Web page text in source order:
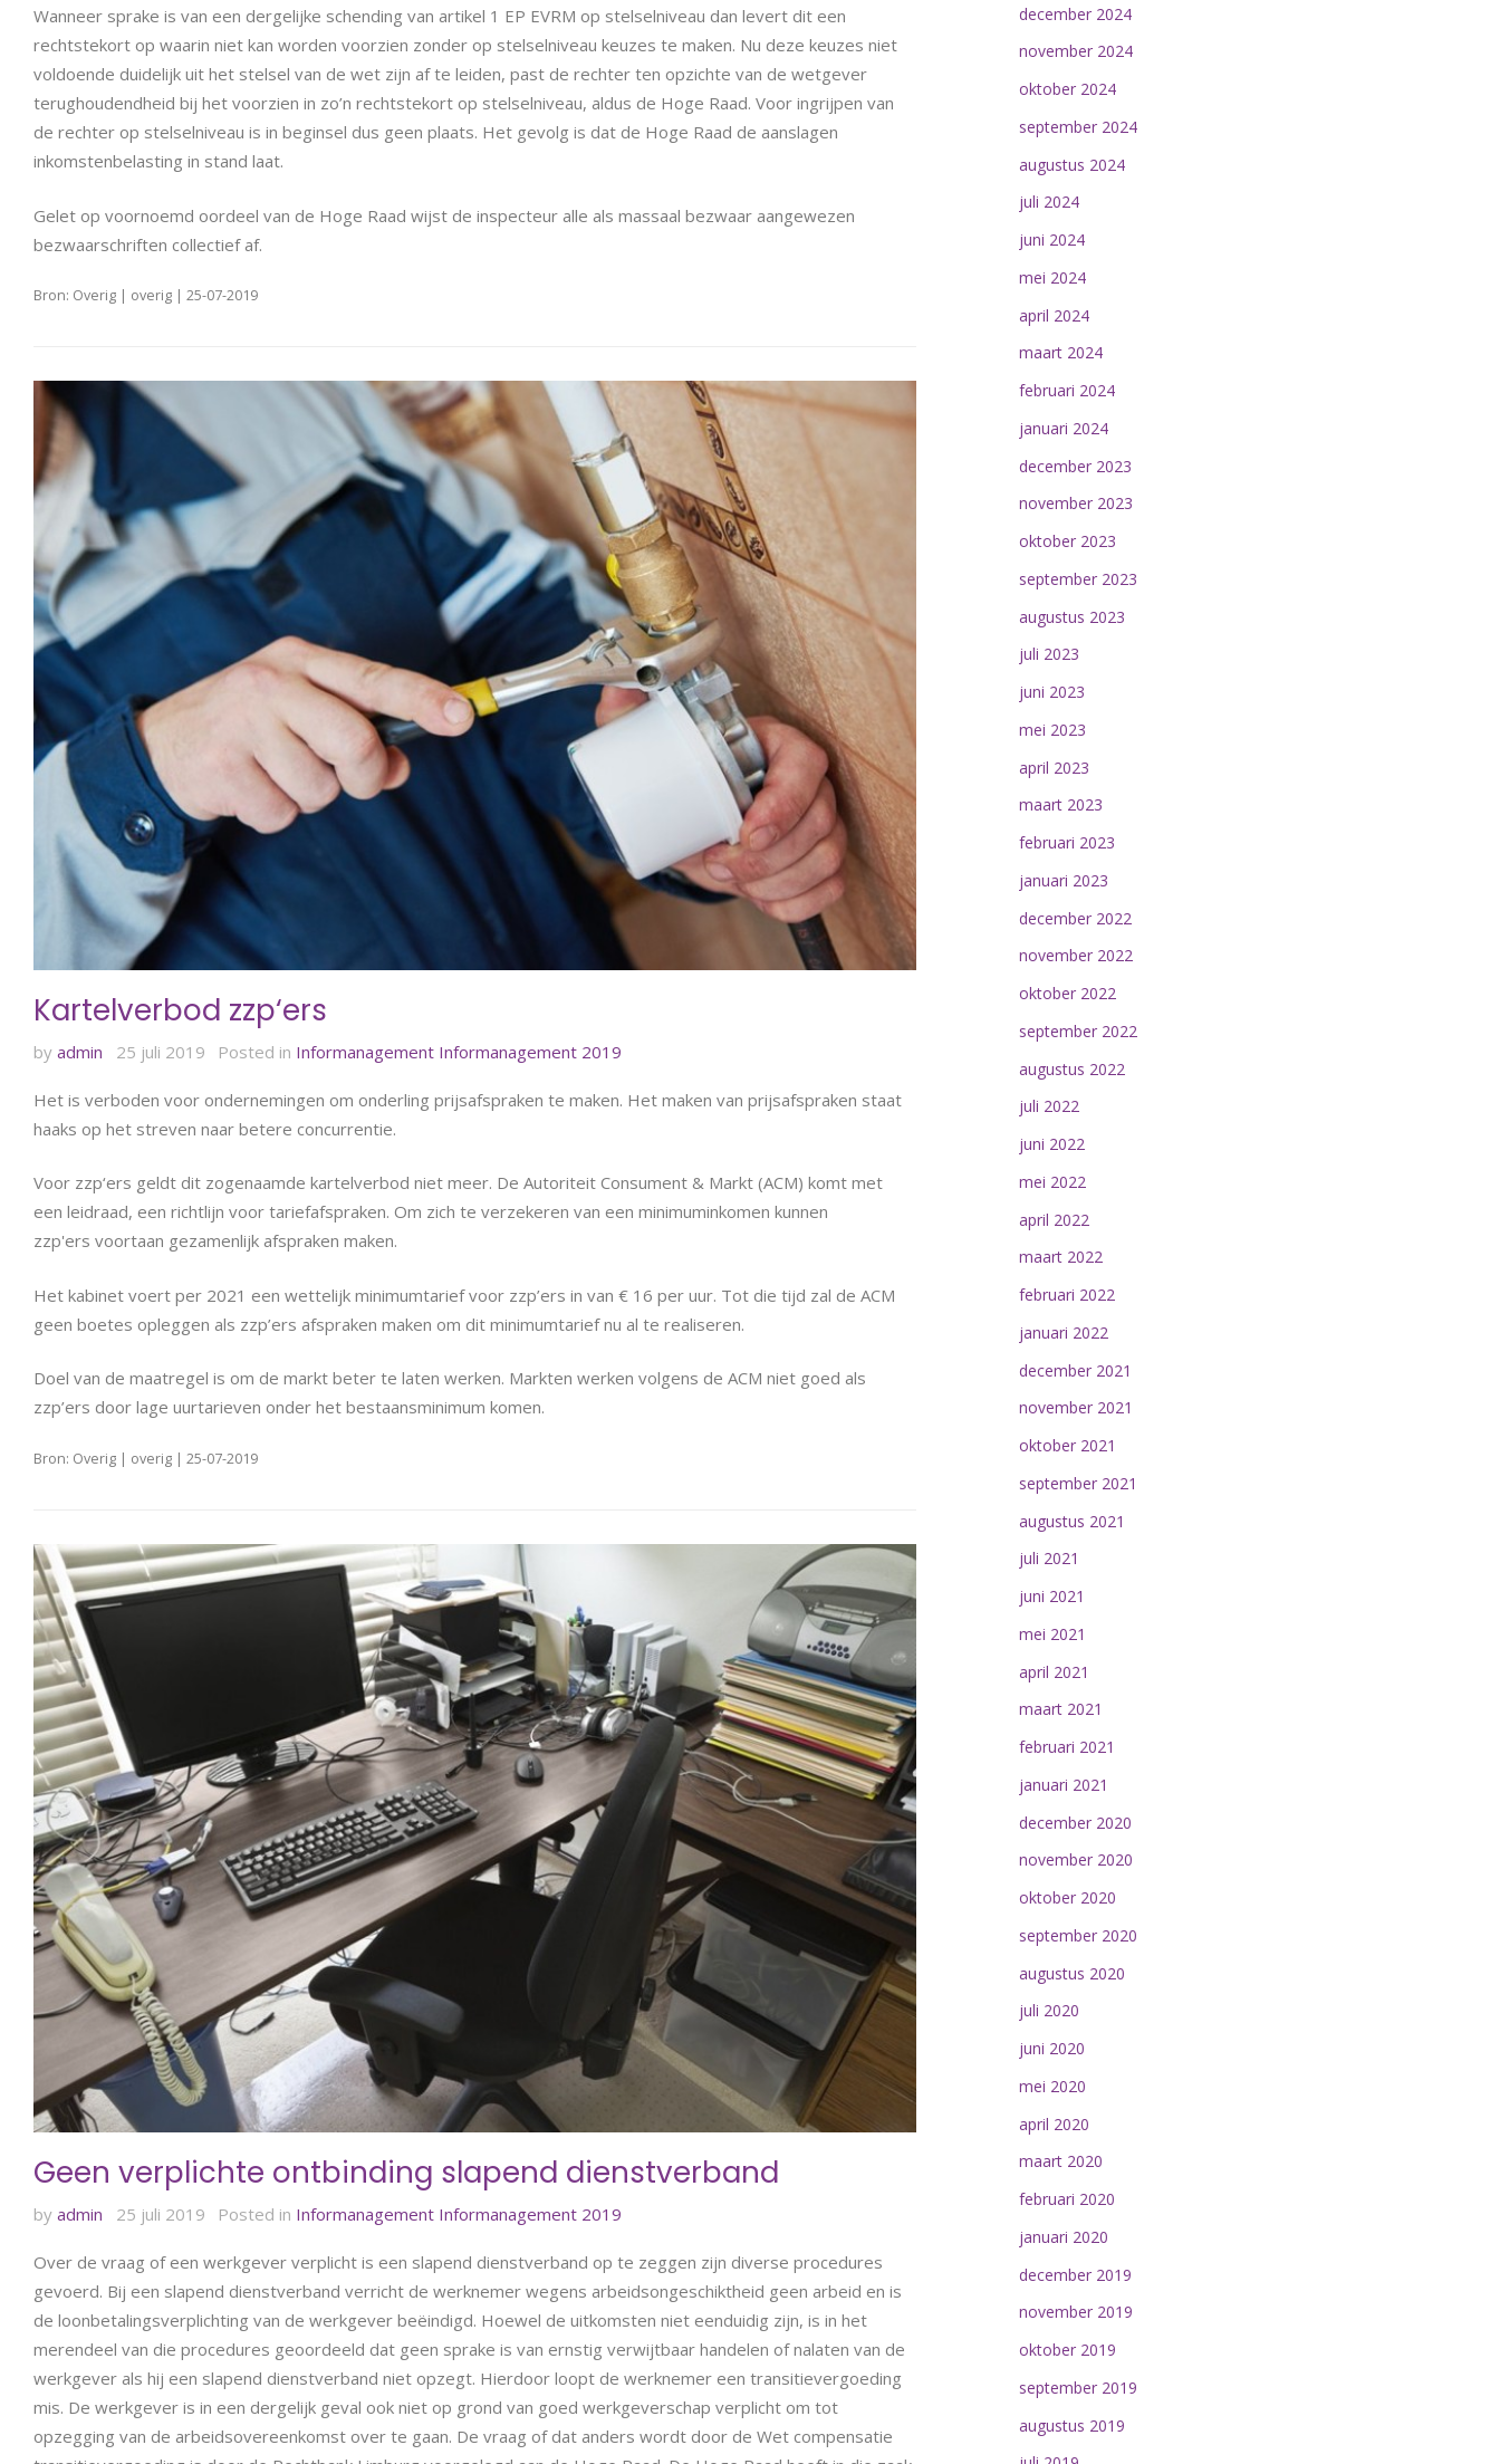
Wanneer sprake is van een dergelijke schending van artikel 1 EP EVRM op stelselniveau dan levert dit een
rechtstekort op waarin niet kan worden voorzien zonder op stelselniveau keuzes te maken. Nu deze keuzes niet
voldoende duidelijk uit het stelsel van de wet zijn af te leiden, past de rechter ten opzichte van de wetgever
terughoudendheid bij het voorzien in zo’n rechtstekort op stelselniveau, aldus de Hoge Raad. Voor ingrijpen van
de rechter op stelselniveau is in beginsel dus geen plaats. Het gevolg is dat de Hoge Raad de aanslagen
inkomstenbelasting in stand laat.
Gelet op voornoemd oordeel van de Hoge Raad wijst de inspecteur alle als massaal bezwaar aangewezen
bezwaarschriften collectief af.
Bron: Overig | overig | 25-07-2019
Kartelverbod zzp‘ers
by admin 25 juli 2019 Posted in Informanagement Informanagement 2019
Het is verboden voor ondernemingen om onderling prijsafspraken te maken. Het maken van prijsafspraken staat
haaks op het streven naar betere concurrentie.
Voor zzp‘ers geldt dit zogenaamde kartelverbod niet meer. De Autoriteit Consument & Markt (ACM) komt met
een leidraad, een richtlijn voor tariefafspraken. Om zich te verzekeren van een minimuminkomen kunnen
zzp'ers voortaan gezamenlijk afspraken maken.
Het kabinet voert per 2021 een wettelijk minimumtarief voor zzp’ers in van € 16 per uur. Tot die tijd zal de ACM
geen boetes opleggen als zzp’ers afspraken maken om dit minimumtarief nu al te realiseren.
Doel van de maatregel is om de markt beter te laten werken. Markten werken volgens de ACM niet goed als
zzp’ers door lage uurtarieven onder het bestaansminimum komen.
Bron: Overig | overig | 25-07-2019
Geen verplichte ontbinding slapend dienstverband
by admin 25 juli 2019 Posted in Informanagement Informanagement 2019
Over de vraag of een werkgever verplicht is een slapend dienstverband op te zeggen zijn diverse procedures
gevoerd. Bij een slapend dienstverband verricht de werknemer wegens arbeidsongeschiktheid geen arbeid en is
de loonbetalingsverplichting van de werkgever beëindigd. Hoewel de uitkomsten niet eenduidig zijn, is in het
merendeel van die procedures geoordeeld dat geen sprake is van ernstig verwijtbaar handelen of nalaten van de
werkgever als hij een slapend dienstverband niet opzegt. Hierdoor loopt de werknemer een transitievergoeding
mis. De werkgever is in een dergelijk geval ook niet op grond van goed werkgeverschap verplicht om tot
opzegging van de arbeidsovereenkomst over te gaan. De vraag of dat anders wordt door de Wet compensatie
december 2024
november 2024
oktober 2024
september 2024
augustus 2024
juli 2024
juni 2024
mei 2024
april 2024
maart 2024
februari 2024
januari 2024
december 2023
november 2023
oktober 2023
september 2023
augustus 2023
juli 2023
juni 2023
mei 2023
april 2023
maart 2023
februari 2023
januari 2023
december 2022
november 2022
oktober 2022
september 2022
augustus 2022
juli 2022
juni 2022
mei 2022
april 2022
maart 2022
februari 2022
januari 2022
december 2021
november 2021
oktober 2021
september 2021
augustus 2021
juli 2021
juni 2021
mei 2021
april 2021
maart 2021
februari 2021
januari 2021
december 2020
november 2020
oktober 2020
september 2020
augustus 2020
juli 2020
juni 2020
mei 2020
april 2020
maart 2020
februari 2020
januari 2020
december 2019
november 2019
oktober 2019
september 2019
augustus 2019